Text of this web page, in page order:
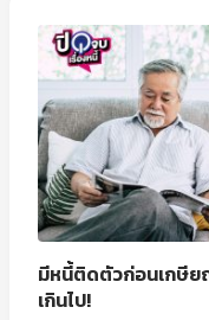
มีหนี้ติดตัวก่อนเกษี
เกินไป!